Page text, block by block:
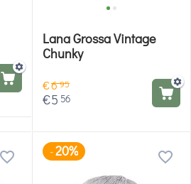
Lana Grossa Vintage
Chunky
€695
€5 56
-20%